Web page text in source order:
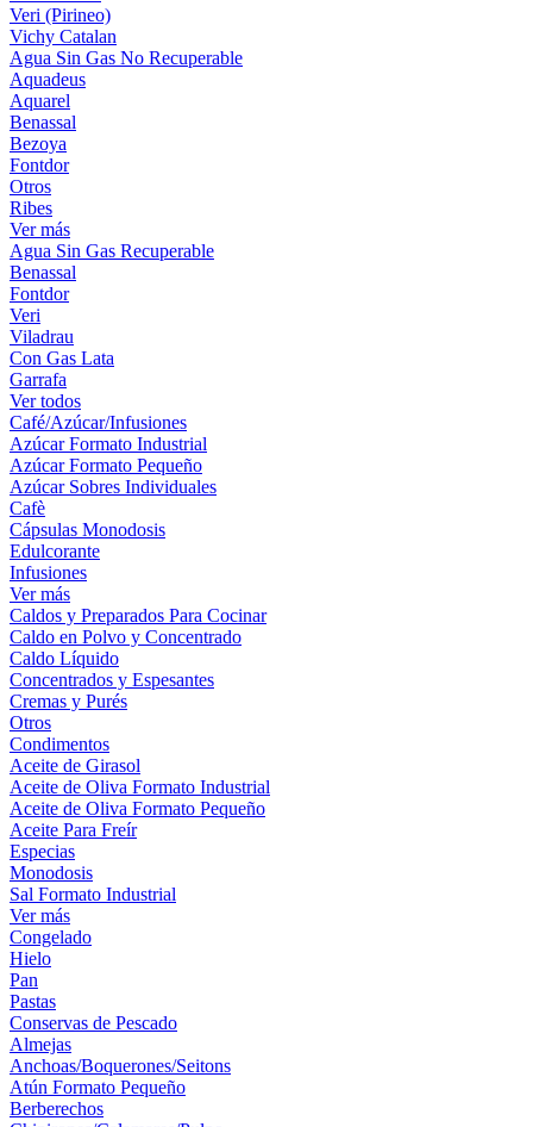
Veri (Pirineo)
Vichy Catalan
Agua Sin Gas No Recuperable
Aquadeus
Aquarel
Benassal
Bezoya
Fontdor
Otros
Ribes
Ver más
Agua Sin Gas Recuperable
Benassal
Fontdor
Veri
Viladrau
Con Gas Lata
Garrafa
Ver todos
Café/Azúcar/Infusiones
Azúcar Formato Industrial
Azúcar Formato Pequeño
Azúcar Sobres Individuales
Cafè
Cápsulas Monodosis
Edulcorante
Infusiones
Ver más
Caldos y Preparados Para Cocinar
Caldo en Polvo y Concentrado
Caldo Líquido
Concentrados y Espesantes
Cremas y Purés
Otros
Condimentos
Aceite de Girasol
Aceite de Oliva Formato Industrial
Aceite de Oliva Formato Pequeño
Aceite Para Freír
Especias
Monodosis
Sal Formato Industrial
Ver más
Congelado
Hielo
Pan
Pastas
Conservas de Pescado
Almejas
Anchoas/Boquerones/Seitons
Atún Formato Pequeño
Berberechos